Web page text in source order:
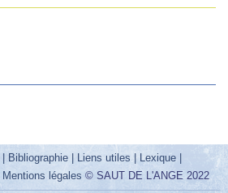
Bibliographie Liens utiles Lexique
Mentions légales © SAUT DE L'ANGE 2022